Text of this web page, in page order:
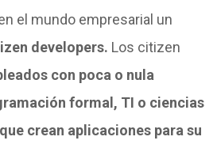
el mundo empresarial un
developers. Los citizen
con poca o nula
formal, TI o ciencias
crean aplicaciones para su